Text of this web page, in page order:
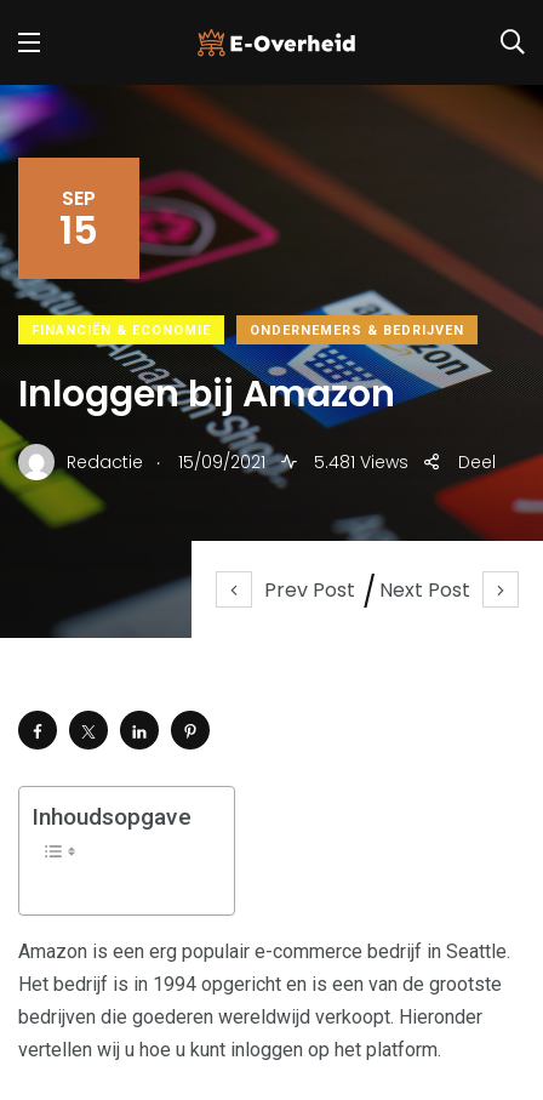
Prev Post Next Post
SEP
15
FINANCIËN & ECONOMIE ONDERNEMERS & BEDRIJVEN
Inloggen bij Amazon
Redactie . 15/09/2021 5.481 Views Deel
Inhoudsopgave
Amazon is een erg populair e-commerce bedrijf in Seattle.
Het bedrijf is in 1994 opgericht en is een van de grootste
bedrijven die goederen wereldwijd verkoopt. Hieronder
vertellen wij u hoe u kunt inloggen op het platform.